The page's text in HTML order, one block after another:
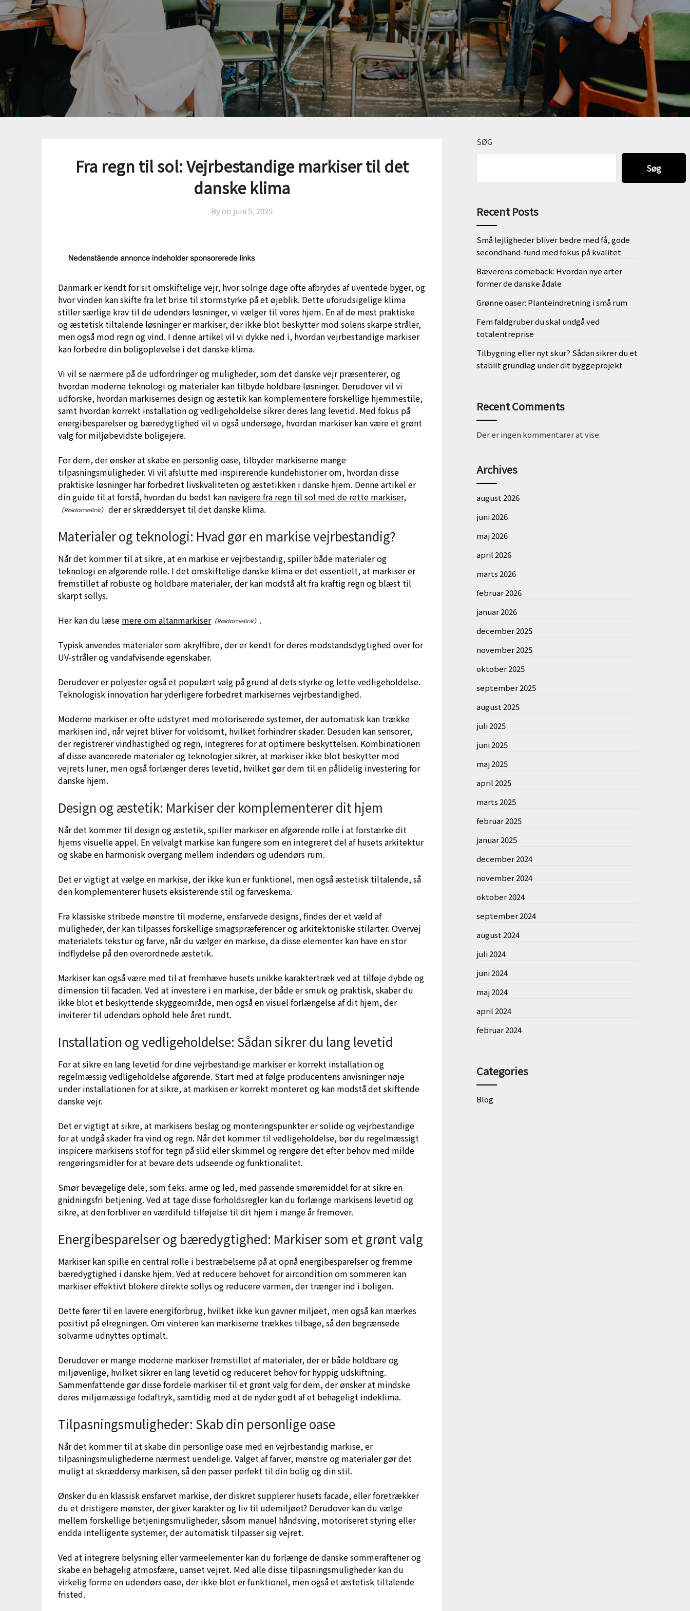
Fra regn til sol: Vejrbestandige markiser til det
danske klima
By on juni 5, 2025
Danmark er kendt for sit omskiftelige vejr, hvor solrige dage ofte afbrydes af uventede byger, og
hvor vinden kan skifte fra let brise til stormstyrke på et øjeblik. Dette uforudsigelige klima
stiller særlige krav til de udendørs løsninger, vi vælger til vores hjem. En af de mest praktiske
og æstetisk tiltalende løsninger er markiser, der ikke blot beskytter mod solens skarpe stråler,
men også mod regn og vind. I denne artikel vil vi dykke ned i, hvordan vejrbestandige markiser
kan forbedre din boligoplevelse i det danske klima.
Vi vil se nærmere på de udfordringer og muligheder, som det danske vejr præsenterer, og
hvordan moderne teknologi og materialer kan tilbyde holdbare løsninger. Derudover vil vi
udforske, hvordan markisernes design og æstetik kan komplementere forskellige hjemmestile,
samt hvordan korrekt installation og vedligeholdelse sikrer deres lang levetid. Med fokus på
energibesparelser og bæredygtighed vil vi også undersøge, hvordan markiser kan være et grønt
valg for miljøbevidste boligejere.
For dem, der ønsker at skabe en personlig oase, tilbyder markiserne mange
tilpasningsmuligheder. Vi vil afslutte med inspirerende kundehistorier om, hvordan disse
praktiske løsninger har forbedret livskvaliteten og æstetikken i danske hjem. Denne artikel er
din guide til at forstå, hvordan du bedst kan navigere fra regn til sol med de rette markiser,
der er skræddersyet til det danske klima.
Materialer og teknologi: Hvad gør en markise vejrbestandig?
Når det kommer til at sikre, at en markise er vejrbestandig, spiller både materialer og
teknologi en afgørende rolle. I det omskiftelige danske klima er det essentielt, at markiser er
fremstillet af robuste og holdbare materialer, der kan modstå alt fra kraftig regn og blæst til
skarpt sollys.
Her kan du læse mere om altanmarkiser
.
Typisk anvendes materialer som akrylfibre, der er kendt for deres modstandsdygtighed over for
UV-stråler og vandafvisende egenskaber.
Derudover er polyester også et populært valg på grund af dets styrke og lette vedligeholdelse.
Teknologisk innovation har yderligere forbedret markisernes vejrbestandighed.
Moderne markiser er ofte udstyret med motoriserede systemer, der automatisk kan trække
markisen ind, når vejret bliver for voldsomt, hvilket forhindrer skader. Desuden kan sensorer,
der registrerer vindhastighed og regn, integreres for at optimere beskyttelsen. Kombinationen
af disse avancerede materialer og teknologier sikrer, at markiser ikke blot beskytter mod
vejrets luner, men også forlænger deres levetid, hvilket gør dem til en pålidelig investering for
danske hjem.
Design og æstetik: Markiser der komplementerer dit hjem
Når det kommer til design og æstetik, spiller markiser en afgørende rolle i at forstærke dit
hjems visuelle appel. En velvalgt markise kan fungere som en integreret del af husets arkitektur
og skabe en harmonisk overgang mellem indendørs og udendørs rum.
Det er vigtigt at vælge en markise, der ikke kun er funktionel, men også æstetisk tiltalende, så
den komplementerer husets eksisterende stil og farveskema.
Fra klassiske stribede mønstre til moderne, ensfarvede designs, findes der et væld af
muligheder, der kan tilpasses forskellige smagspræferencer og arkitektoniske stilarter. Overvej
materialets tekstur og farve, når du vælger en markise, da disse elementer kan have en stor
indflydelse på den overordnede æstetik.
Markiser kan også være med til at fremhæve husets unikke karaktertræk ved at tilføje dybde og
dimension til facaden. Ved at investere i en markise, der både er smuk og praktisk, skaber du
ikke blot et beskyttende skyggeområde, men også en visuel forlængelse af dit hjem, der
inviterer til udendørs ophold hele året rundt.
Installation og vedligeholdelse: Sådan sikrer du lang levetid
For at sikre en lang levetid for dine vejrbestandige markiser er korrekt installation og
regelmæssig vedligeholdelse afgørende. Start med at følge producentens anvisninger nøje
under installationen for at sikre, at markisen er korrekt monteret og kan modstå det skiftende
danske vejr.
Det er vigtigt at sikre, at markisens beslag og monteringspunkter er solide og vejrbestandige
for at undgå skader fra vind og regn. Når det kommer til vedligeholdelse, bør du regelmæssigt
inspicere markisens stof for tegn på slid eller skimmel og rengøre det efter behov med milde
rengøringsmidler for at bevare dets udseende og funktionalitet.
Smør bevægelige dele, som f.eks. arme og led, med passende smøremiddel for at sikre en
gnidningsfri betjening. Ved at tage disse forholdsregler kan du forlænge markisens levetid og
sikre, at den forbliver en værdifuld tilføjelse til dit hjem i mange år fremover.
Energibesparelser og bæredygtighed: Markiser som et grønt valg
Markiser kan spille en central rolle i bestræbelserne på at opnå energibesparelser og fremme
bæredygtighed i danske hjem. Ved at reducere behovet for aircondition om sommeren kan
markiser effektivt blokere direkte sollys og reducere varmen, der trænger ind i boligen.
Dette fører til en lavere energiforbrug, hvilket ikke kun gavner miljøet, men også kan mærkes
positivt på elregningen. Om vinteren kan markiserne trækkes tilbage, så den begrænsede
solvarme udnyttes optimalt.
Derudover er mange moderne markiser fremstillet af materialer, der er både holdbare og
miljøvenlige, hvilket sikrer en lang levetid og reduceret behov for hyppig udskiftning.
Sammenfattende gør disse fordele markiser til et grønt valg for dem, der ønsker at mindske
deres miljømæssige fodaftryk, samtidig med at de nyder godt af et behageligt indeklima.
Tilpasningsmuligheder: Skab din personlige oase
Når det kommer til at skabe din personlige oase med en vejrbestandig markise, er
tilpasningsmulighederne nærmest uendelige. Valget af farver, mønstre og materialer gør det
muligt at skræddersy markisen, så den passer perfekt til din bolig og din stil.
Ønsker du en klassisk ensfarvet markise, der diskret supplerer husets facade, eller foretrækker
du et dristigere mønster, der giver karakter og liv til udemiljøet? Derudover kan du vælge
mellem forskellige betjeningsmuligheder, såsom manuel håndsving, motoriseret styring eller
endda intelligente systemer, der automatisk tilpasser sig vejret.
Ved at integrere belysning eller varmeelementer kan du forlænge de danske sommeraftener og
skabe en behagelig atmosfære, uanset vejret. Med alle disse tilpasningsmuligheder kan du
virkelig forme en udendørs oase, der ikke blot er funktionel, men også et æstetisk tiltalende
fristed.
SØG
Søg
Recent Posts
Små lejligheder bliver bedre med få, gode
secondhand-fund med fokus på kvalitet
Bæverens comeback: Hvordan nye arter
former de danske ådale
Grønne oaser: Planteindretning i små rum
Fem faldgruber du skal undgå ved
totalentreprise
Tilbygning eller nyt skur? Sådan sikrer du et
stabilt grundlag under dit byggeprojekt
Recent Comments
Der er ingen kommentarer at vise.
Archives
august 2026
juni 2026
maj 2026
april 2026
marts 2026
februar 2026
januar 2026
december 2025
november 2025
oktober 2025
september 2025
august 2025
juli 2025
juni 2025
maj 2025
april 2025
marts 2025
februar 2025
januar 2025
december 2024
november 2024
oktober 2024
september 2024
august 2024
juli 2024
juni 2024
maj 2024
april 2024
februar 2024
Categories
Blog